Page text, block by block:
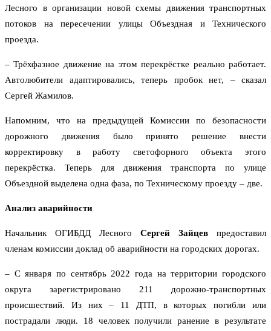
Лесного в организации новой схемы движения транспортных
потоков на пересечении улицы Объездная и Технического
проезда.
– Трёхфазное движение на этом перекрёстке реально работает.
Автолюбители адаптировались, теперь пробок нет, – сказал
Сергей Жамилов.
Напомним, что на предыдущей Комиссии по безопасности
дорожного движения было принято решение внести
корректировку в работу светофорного объекта этого
перекрёстка. Теперь для движения транспорта по улице
Объездной выделена одна фаза, по Техническому проезду – две.
Анализ аварийности
Начальник ОГИБДД Лесного Сергей Зайцев предоставил
членам комиссии доклад об аварийности на городских дорогах.
– С января по сентябрь 2022 года на территории городского
округа зарегистрировано 211 дорожно-транспортных
происшествий. Из них – 11 ДТП, в которых погибли или
пострадали люди. 18 человек получили ранение в результате